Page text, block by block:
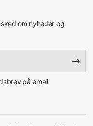
om nyheder og
på email